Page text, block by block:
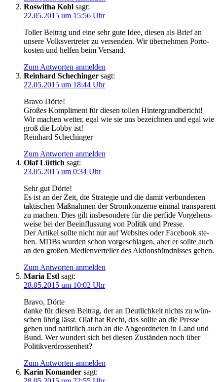
Roswitha Kohl sagt:
22.05.2015 um 15:56 Uhr
Tol­ler Bei­trag und eine sehr gute Idee, die­sen als Brief an
unse­re Volks­ver­tre­ter zu ver­sen­den. Wir über­neh­men Por­to­
kos­ten und hel­fen beim Versand.
Zum Antworten anmelden
Reinhard Schechinger sagt:
22.05.2015 um 18:44 Uhr
Bra­vo Dörte!
Gro­ßes Kom­pli­ment für die­sen tol­len Hintergrundbericht!
Wir machen wei­ter, egal wie sie uns bezeich­nen und egal wie
groß die Lob­by ist!
Rein­hard Schechinger
Zum Antworten anmelden
Olaf Lüttich sagt:
23.05.2015 um 0:34 Uhr
Sehr gut Dörte!
Es ist an der Zeit, die Stra­te­gie und die damit ver­bun­de­nen
tak­ti­schen Maß­nah­men der Strom­kon­zer­ne ein­mal trans­pa­rent
zu machen. Dies gilt ins­be­son­de­re für die per­fi­de Vor­ge­hens­
wei­se bei der Beein­flus­sung von Poli­tik und Presse.
Der Arti­kel soll­te nicht nur auf Web­sites oder Face­book ste­
hen. MDBs wur­den schon vor­ge­schla­gen, aber er soll­te auch
an den gro­ßen Medi­en­ver­tei­ler des Akti­ons­bünd­nis­ses gehen.
Zum Antworten anmelden
Maria Estl sagt:
28.05.2015 um 10:02 Uhr
Bra­vo, Dörte
dan­ke für die­sen Bei­trag, der an Deut­lich­keit nichts zu wün­
schen übrig lässt. Olaf hat Recht, das soll­te an die Pres­se
gehen und natür­lich auch an die Abge­ord­ne­ten in Land und
Bund. Wer wun­dert sich bei die­sen Zustän­den noch über
Politikverdrossenheit?
Zum Antworten anmelden
Karin Komander sagt: